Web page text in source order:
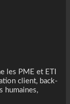
les PME et ETI
client, back-
humaines,